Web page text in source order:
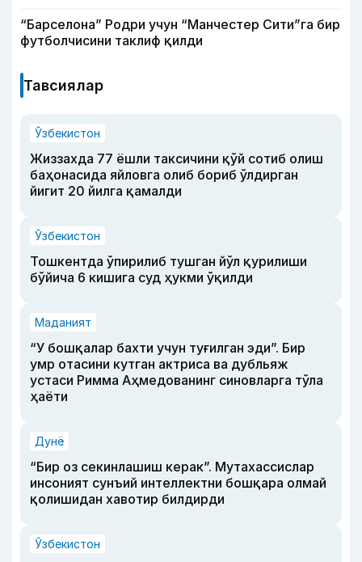
“Барселона” Родри учун “Манчестер Сити”га бир
футболчисини таклиф қилди
Тавсиялар
Ўзбекистон
Жиззахда 77 ёшли таксичини қўй сотиб олиш
баҳонасида яйловга олиб бориб ўлдирган
йигит 20 йилга қамалди
Ўзбекистон
Тошкентда ўпирилиб тушган йўл қурилиши
бўйича 6 кишига суд ҳукми ўқилди
Маданият
“У бошқалар бахти учун туғилган эди”. Бир
умр отасини кутган актриса ва дубльяж
устаси Римма Аҳмедованинг синовларга тўла
ҳаёти
Дунё
“Бир оз секинлашиш керак”. Мутахассислар
инсоният сунъий интеллектни бошқара олмай
қолишидан хавотир билдирди
Ўзбекистон